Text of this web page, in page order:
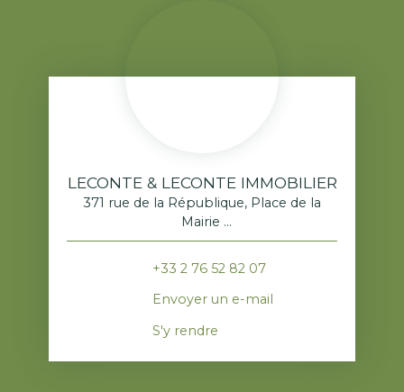
LECONTE & LECONTE IMMOBILIER
371 rue de la République, Place de la
Mairie
76520 Franqueville-Saint-Pierre
+33 2 76 52 82 07
Envoyer un e-mail
S'y rendre